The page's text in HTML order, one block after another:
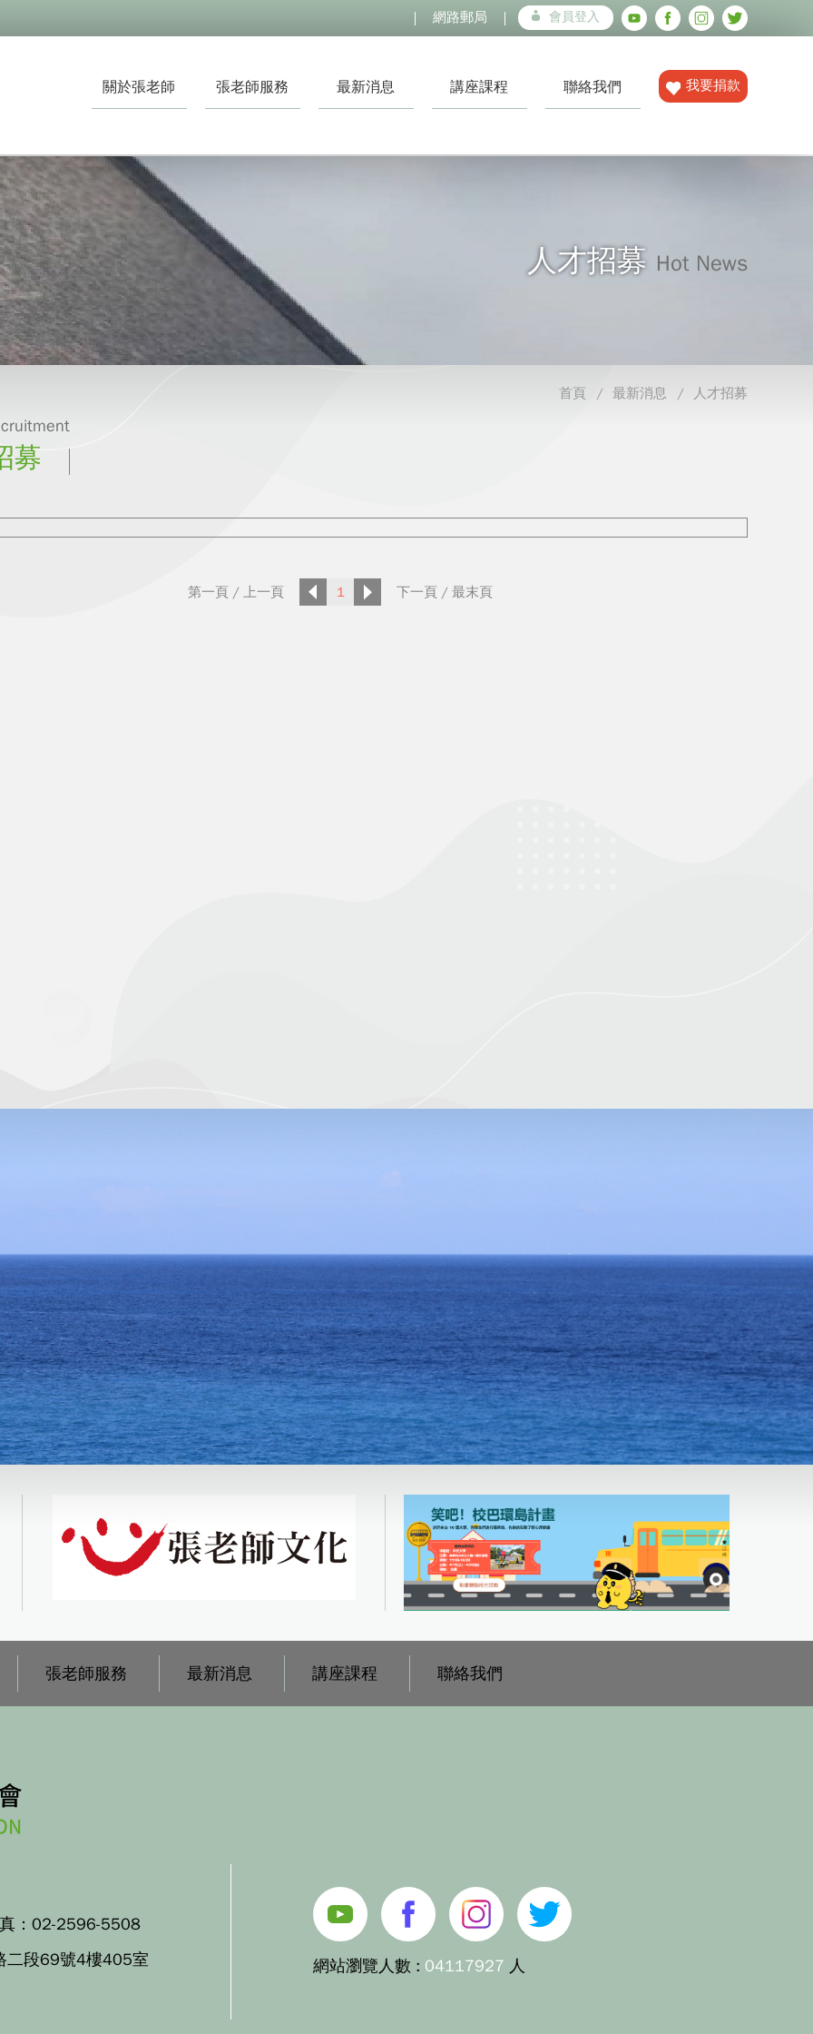
網路郵局 會員登入
關於張老師 張老師服務 最新消息 講座課程 聯絡我們 我要捐款
人才招募 Hot News
首頁 最新消息 人才招募
募
第一頁 / 上一頁 1 下一頁 / 最末頁
張老師服務 最新消息 講座課程 聯絡我們
： 02-2596-5508
二段69號4樓405室
網站瀏覽人數 : 04117927 人